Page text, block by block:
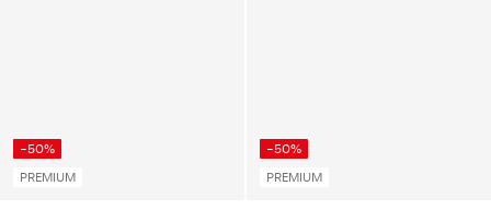
-50%
PREMIUM
-50%
PREMIUM